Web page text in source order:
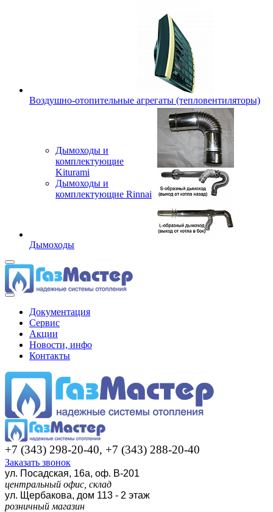
Воздушно-отопительные агрегаты (тепловентиляторы)
Дымоходы и
комплектующие
Kiturami
Дымоходы и
комплектующие Rinnai
Дымоходы
Документация
Сервис
Акции
Новости, инфо
Контакты
+7 (343) 298-20-40, +7 (343) 288-20-40
Заказать звонок
ул. Посадская, 16а, оф. В-201
центральный офис, склад
ул. Щербакова, дом 113 - 2 этаж
розничный магазин